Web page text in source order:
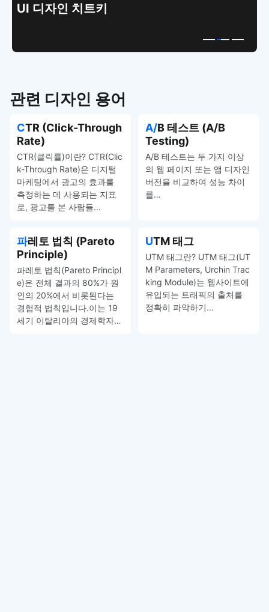
UI 디자인 치트키
관련 디자인 용어
CTR (Click-Through
Rate)
CTR(클릭률)이란? CTR(Clic
k-Through Rate)은 디지털
마케팅에서 광고의 효과를
측정하는 데 사용되는 지표
로, 광고를 본 사람들…
A/B 테스트 (A/B
Testing)
A/B 테스트는 두 가지 이상
의 웹 페이지 또는 앱 디자인
버전을 비교하여 성능 차이
를…
파레토 법칙 (Pareto
Principle)
파레토 법칙(Pareto Principl
e)은 전체 결과의 80%가 원
인의 20%에서 비롯된다는
경험적 법칙입니다.이는 19
세기 이탈리아의 경제학자…
UTM 태그
UTM 태그란? UTM 태그(UT
M Parameters, Urchin Trac
king Module)는 웹사이트에
유입되는 트래픽의 출처를
정확히 파악하기…